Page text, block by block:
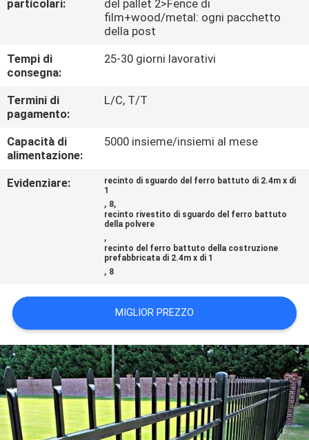
CONTATTICI
NOTIZIE
RICHIEDA
UNA
CITAZIONE
MAPPA
POLICY
particolari:
del pallet 2>Fence di
film+wood/metal: ogni pacchetto
della post
Tempi di
consegna:
25-30 giorni lavorativi
Termini di
pagamento:
L/C, T/T
Capacità di
alimentazione:
5000 insieme/insiemi al mese
Evidenziare:
recinto di sguardo del ferro battuto di 2.4m x di
1
, 8,
recinto rivestito di sguardo del ferro battuto
della polvere
,
recinto del ferro battuto della costruzione
prefabbricata di 2.4m x di 1
, 8
MIGLIOR PREZZO